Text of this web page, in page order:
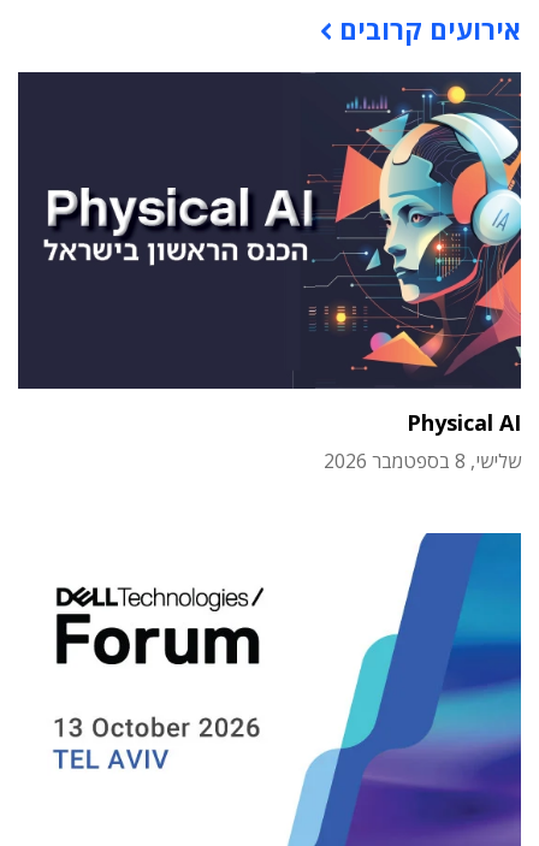
אירועים קרובים
Physical AI
שלישי, 8 בספטמבר 2026